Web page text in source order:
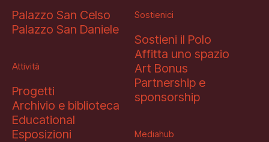
Palazzo San Celso
Palazzo San Daniele
Attività
Progetti
Archivio e biblioteca
Educational
Esposizioni
Sostienici
Sostieni il Polo
Affitta uno spazio
Art Bonus
Partnership e
sponsorship
Mediahub